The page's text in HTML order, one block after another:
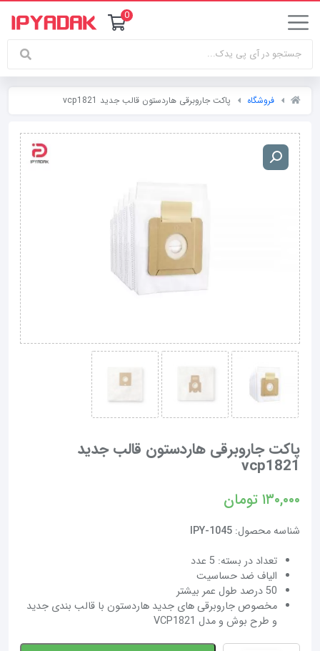
0
فروشگاه پاکت جاروبرقی هاردستون قالب جدید vcp1821
پاکت جاروبرقی هاردستون قالب جدید
vcp1821
۱۳۰,۰۰۰تومان
شناسه محصول: IPY-1045
تعداد در بسته: 5 عدد
الیاف ضد حساسیت
50 درصد طول عمر بیشتر
مخصوص جاروبرقی های جدید هاردستون با قالب بندی جدید
و طرح بوش و مدل VCP1821